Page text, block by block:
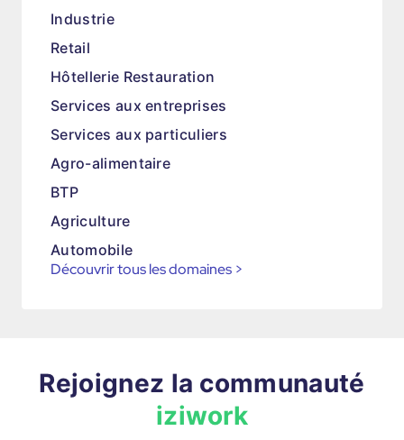
Industrie
Retail
Hôtellerie Restauration
Services aux entreprises
Services aux particuliers
Agro-alimentaire
BTP
Agriculture
Automobile
Découvrir tous les domaines >
Rejoignez la communauté
iziwork